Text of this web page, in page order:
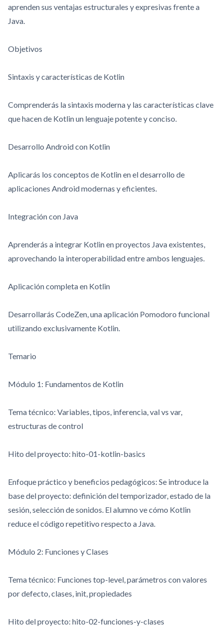
aprenden sus ventajas estructurales y expresivas frente a
Java.
Objetivos
Sintaxis y características de Kotlin
Comprenderás la sintaxis moderna y las características clave
que hacen de Kotlin un lenguaje potente y conciso.
Desarrollo Android con Kotlin
Aplicarás los conceptos de Kotlin en el desarrollo de
aplicaciones Android modernas y eficientes.
Integración con Java
Aprenderás a integrar Kotlin en proyectos Java existentes,
aprovechando la interoperabilidad entre ambos lenguajes.
Aplicación completa en Kotlin
Desarrollarás CodeZen, una aplicación Pomodoro funcional
utilizando exclusivamente Kotlin.
Temario
Módulo 1: Fundamentos de Kotlin
Tema técnico: Variables, tipos, inferencia,valvs var,
estructuras de control
Hito del proyecto: hito-01-kotlin-basics
Enfoque práctico y beneficios pedagógicos: Se introduce la
base del proyecto: definición del temporizador, estado de la
sesión, selección de sonidos. El alumno ve cómo Kotlin
reduce el código repetitivo respecto a Java.
Módulo 2: Funciones y Clases
Tema técnico: Funciones top-level, parámetros con valores
por defecto, clases, init, propiedades
Hito del proyecto: hito-02-funciones-y-clases